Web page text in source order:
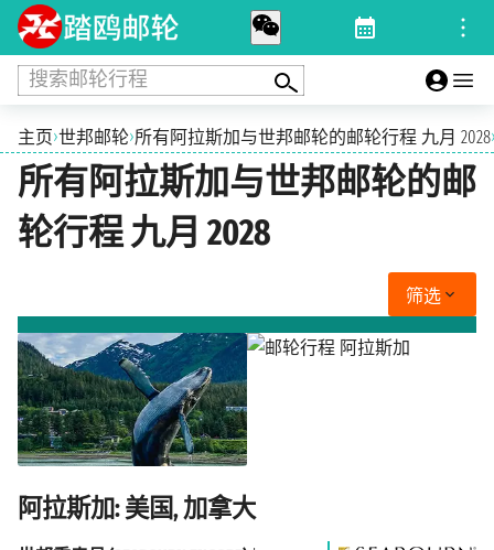
搜索邮轮行程
主页›世邦邮轮›所有阿拉斯加与世邦邮轮的邮轮行程 九月 2028
所有阿拉斯加与世邦邮轮的邮
轮行程 九月 2028
筛选
阿拉斯加: 美国, 加拿大